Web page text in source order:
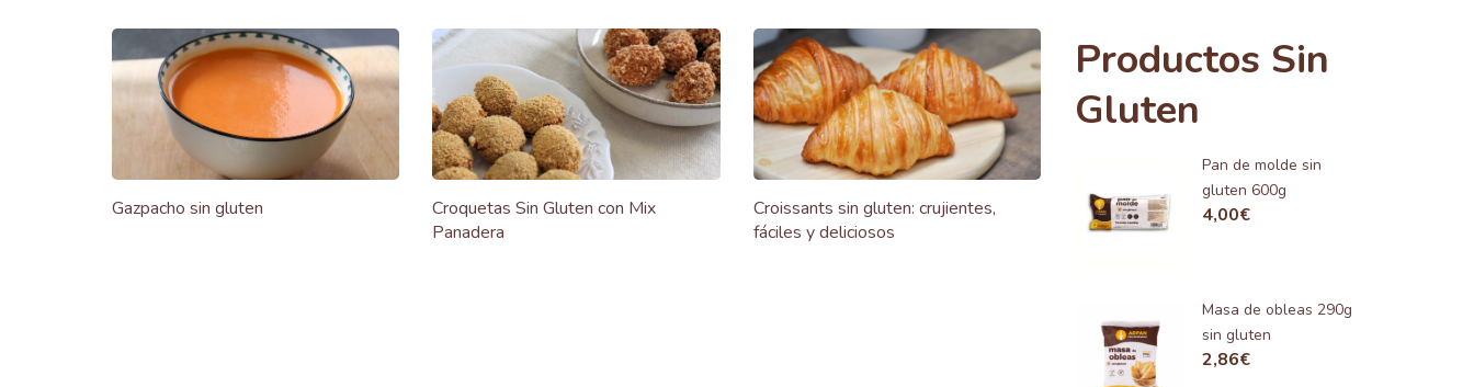
Gazpacho sin gluten
Croquetas Sin Gluten con Mix
Panadera
Croissants sin gluten: crujientes,
fáciles y deliciosos
Productos Sin
Gluten
Pan de molde sin
gluten 600g
4,00€
Masa de obleas 290g
sin gluten
2,86€